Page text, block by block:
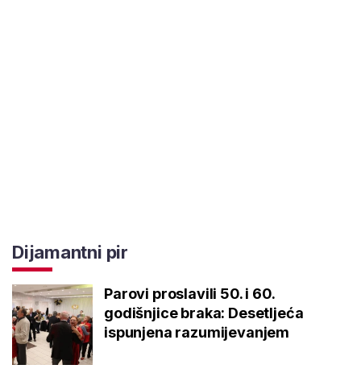
Dijamantni pir
Parovi proslavili 50. i 60.
godišnjice braka: Desetljeća
ispunjena razumijevanjem